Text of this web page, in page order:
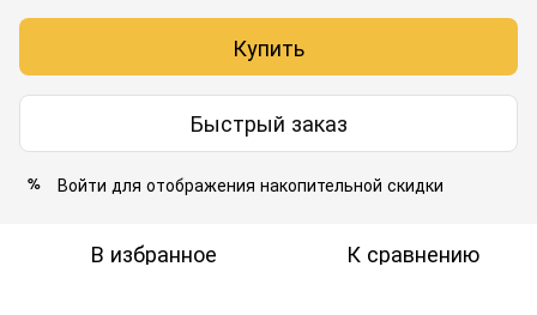
Купить
Быстрый заказ
% Войти для отображения накопительной скидки
В избранное К сравнению